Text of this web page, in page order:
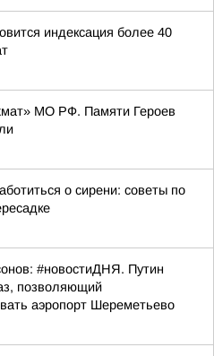
индексация более 40
МО РФ. Памяти Героев
о сирени: советы по
#новостиДНЯ. Путин
позволяющий
аэропорт Шереметьево